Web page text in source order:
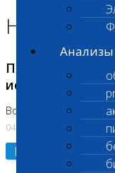
Новости
Приостановка
исследований
Во Владыкино
04.08.2026
Подробнее